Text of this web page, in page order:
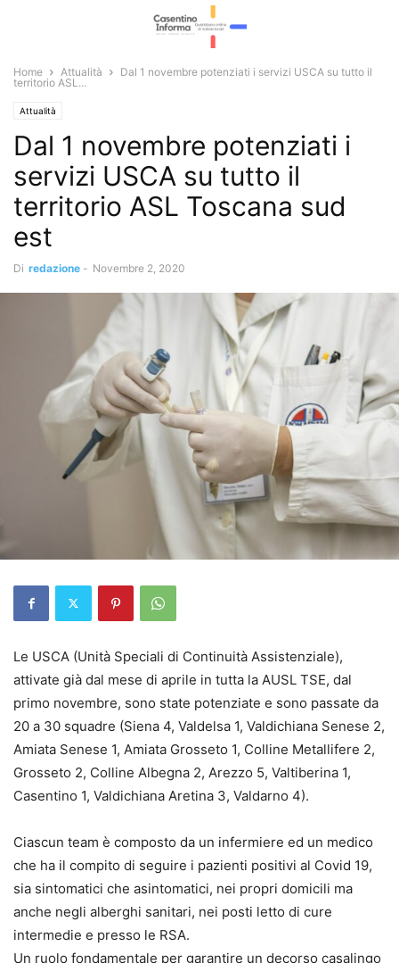
Home Attualità
Dal 1 novembre potenziati i servizi USCA su tutto il
territorio ASL...
Attualità
Dal 1 novembre potenziati i
servizi USCA su tutto il
territorio ASL Toscana sud
est
Di redazione - Novembre 2, 2020
Le USCA (Unità Speciali di Continuità Assistenziale),
attivate già dal mese di aprile in tutta la AUSL TSE, dal
primo novembre, sono state potenziate e sono passate da
20 a 30 squadre (Siena 4, Valdelsa 1, Valdichiana Senese 2,
Amiata Senese 1, Amiata Grosseto 1, Colline Metallifere 2,
Grosseto 2, Colline Albegna 2, Arezzo 5, Valtiberina 1,
Casentino 1, Valdichiana Aretina 3, Valdarno 4).
Ciascun team è composto da un infermiere ed un medico
che ha il compito di seguire i pazienti positivi al Covid 19,
sia sintomatici che asintomatici, nei propri domicili ma
anche negli alberghi sanitari, nei posti letto di cure
intermedie e presso le RSA.
Un ruolo fondamentale per garantire un decorso casalingo